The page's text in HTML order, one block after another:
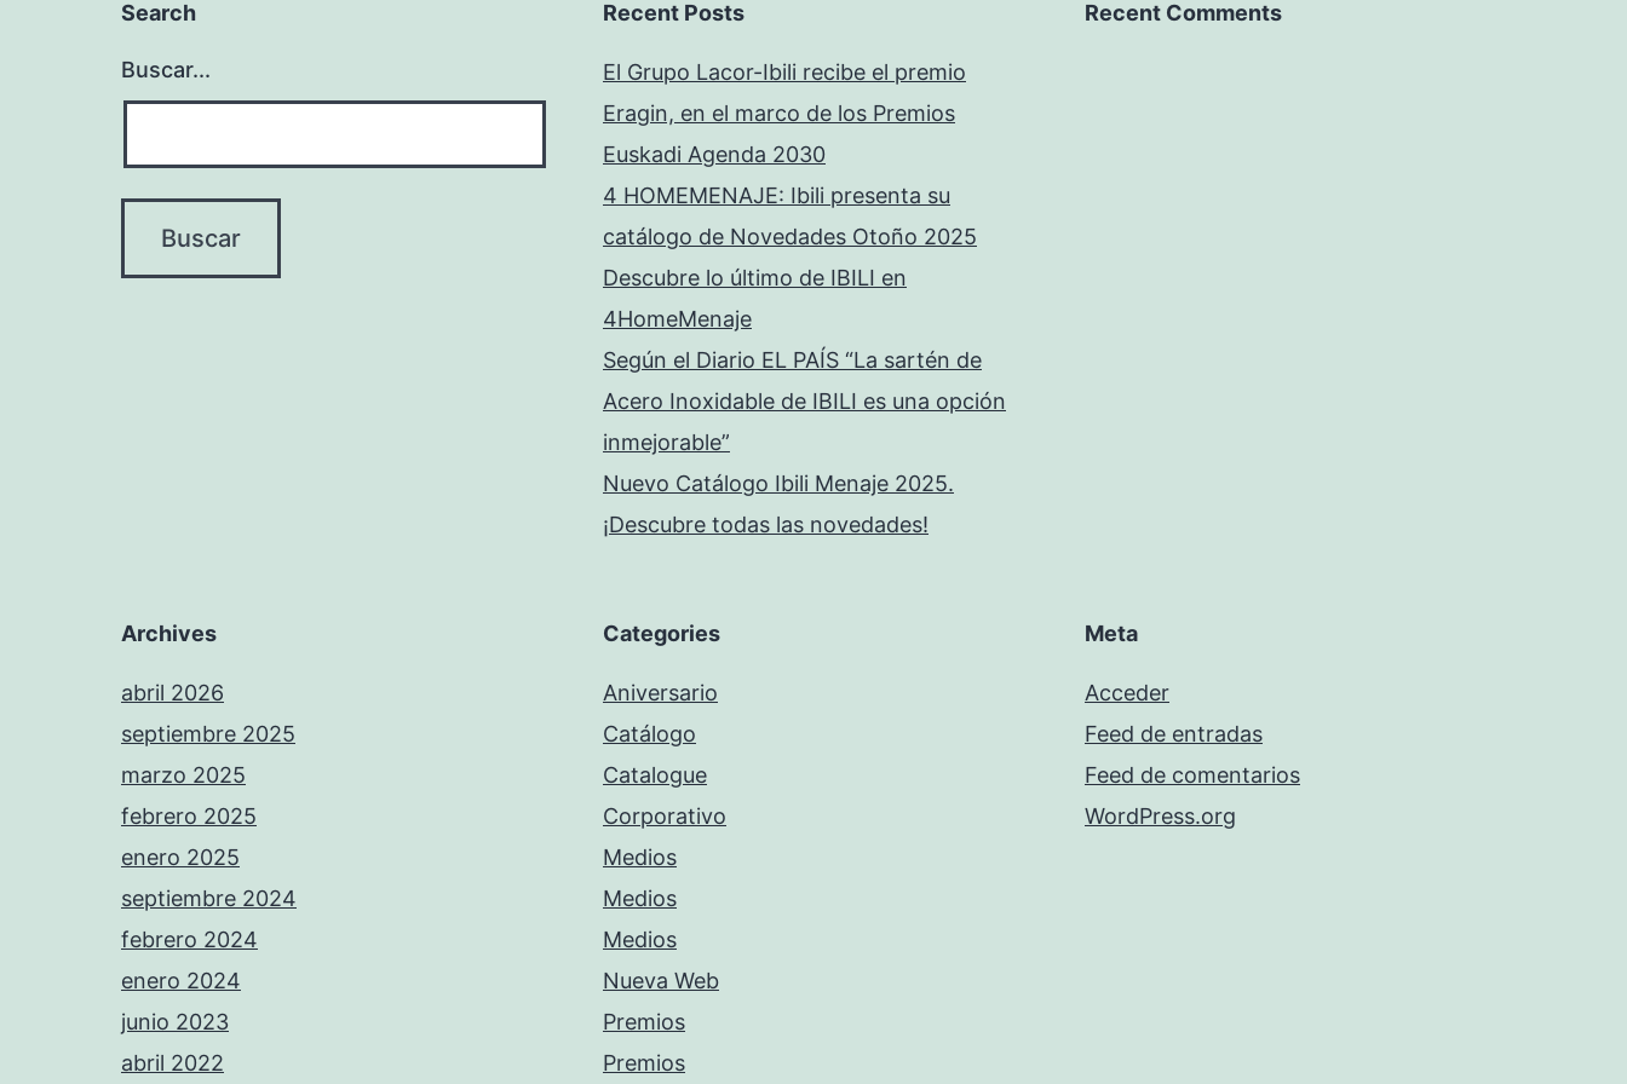
Search
Buscar...
Recent Posts
El Grupo Lacor-Ibili recibe el premio
Eragin, en el marco de los Premios
Euskadi Agenda 2030
4 HOMEMENAJE: Ibili presenta su
catálogo de Novedades Otoño 2025
Descubre lo último de IBILI en
4HomeMenaje
Según el Diario EL PAÍS “La sartén de
Acero Inoxidable de IBILI es una opción
inmejorable”
Nuevo Catálogo Ibili Menaje 2025.
¡Descubre todas las novedades!
Recent Comments
Archives
abril 2026
septiembre 2025
marzo 2025
febrero 2025
enero 2025
septiembre 2024
febrero 2024
enero 2024
junio 2023
abril 2022
Categories
Aniversario
Catálogo
Catalogue
Corporativo
Medios
Medios
Medios
Nueva Web
Premios
Premios
Meta
Acceder
Feed de entradas
Feed de comentarios
WordPress.org